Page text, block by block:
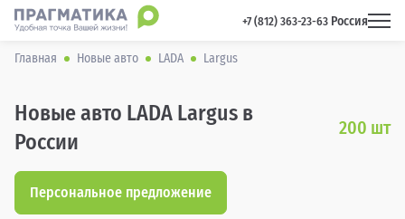
+7 (812) 363-23-63 Россия
Главная Новые авто LADA Largus
Новые авто LADA Largus в
России
200 шт
Персональное предложение